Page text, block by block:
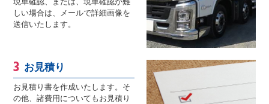
しい場合は、メールで詳細画像を
送信いたします。
お見積り
お見積り書を作成いたします。そ
の他、諸費用についてもお見積り